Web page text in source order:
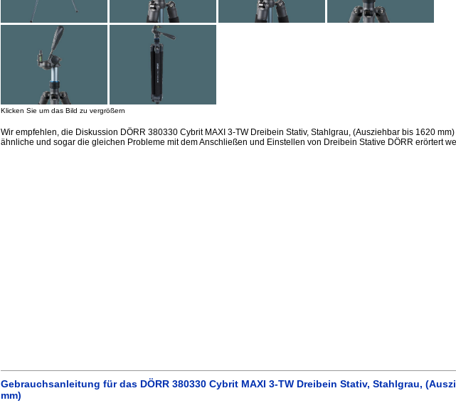
Klicken Sie um das Bild zu vergrößern
Wir empfehlen, die Diskussion DÖRR 380330 Cybrit MAXI 3-TW Dreibein Stativ, Stahlgrau, (Ausziehbar bis 1620
ähnliche und sogar die gleichen Probleme mit dem Anschließen und Einstellen von Dreibein Stative DÖRR erörtert
Gebrauchsanleitung für das DÖRR 380330 Cybrit MAXI 3-TW Dreibein Stativ, Stahlgrau,
mm)